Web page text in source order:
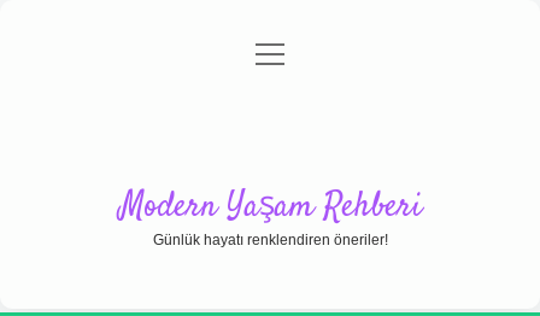
Gizlilik Politikası
menüyü
Modern Yaşam Rehberi
Günlük hayatı renklendiren öneriler!